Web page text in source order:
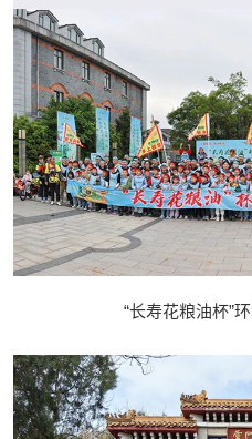
“长寿花粮油杯”